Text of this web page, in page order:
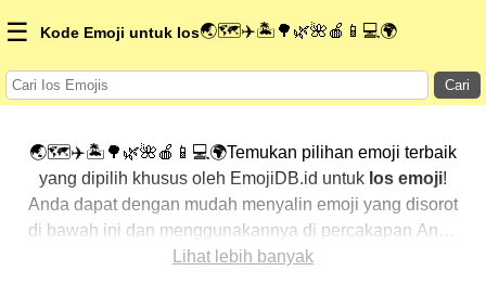
☰ Kode Emoji untuk Ios🌏🗺️✈️🏝️🌳🌿🌺🍎📱💻🌍
Cari
🌏🗺️✈️🏝️🌳🌿🌺🍎📱💻🌍Temukan pilihan emoji terbaik
yang dipilih khusus oleh EmojiDB.id untuk Ios emoji!
Anda dapat dengan mudah menyalin emoji yang disorot
di bawah ini dan menggunakannya di percakapan Anda
untuk menambahkan sentuhan pribadi. Kami telah
Lihat lebih banyak